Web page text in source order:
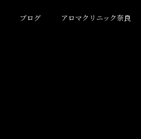
ブログ アロマクリニック奈良